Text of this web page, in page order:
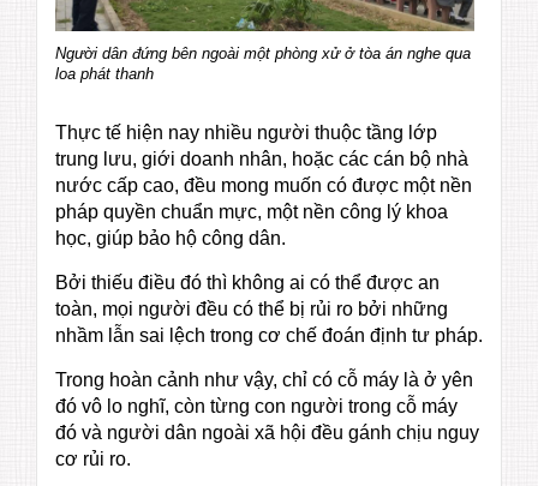
Người dân đứng bên ngoài một phòng xử ở tòa án nghe qua
loa phát thanh
Thực tế hiện nay nhiều người thuộc tầng lớp
trung lưu, giới doanh nhân, hoặc các cán bộ nhà
nước cấp cao, đều mong muốn có được một nền
pháp quyền chuẩn mực, một nền công lý khoa
học, giúp bảo hộ công dân.
Bởi thiếu điều đó thì không ai có thể được an
toàn, mọi người đều có thể bị rủi ro bởi những
nhầm lẫn sai lệch trong cơ chế đoán định tư pháp.
Trong hoàn cảnh như vậy, chỉ có cỗ máy là ở yên
đó vô lo nghĩ, còn từng con người trong cỗ máy
đó và người dân ngoài xã hội đều gánh chịu nguy
cơ rủi ro.